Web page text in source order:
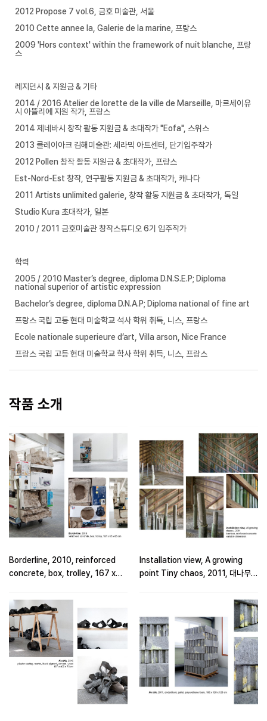
2012 Propose 7 vol.6, 금호 미술관, 서울
2010 Cette annee la, Galerie de la marine, 프랑스
2009 'Hors context' within the framework of nuit blanche, 프랑
스
레지던시 & 지원금 & 기타
2014 / 2016 Atelier de lorette de la ville de Marseille, 마르세이유
시 아뜰리에 지원 작가, 프랑스
2014 제네바시 창작 활동 지원금 & 초대작가 "Eofa", 스위스
2013 클레이아크 김해미술관: 세라믹 아트센터, 단기입주작가
2012 Pollen 창작 활동 지원금 & 초대작가, 프랑스
Est-Nord-Est 창작, 연구활동 지원금 & 초대작가, 캐나다
2011 Artists unlimited galerie, 창작 활동 지원금 & 초대작가, 독일
Studio Kura 초대작가, 일본
2010 / 2011 금호미술관 창작스튜디오 6기 입주작가
학력
2005 / 2010 Master’s degree, diploma D.N.S.E.P; Diploma
national superior of artistic expression
Bachelor’s degree, diploma D.N.A.P; Diploma national of fine art
프랑스 국립 고등 현대 미술학교 석사 학위 취득, 니스, 프랑스
Ecole nationale superieure d’art, Villa arson, Nice France
프랑스 국립 고등 현대 미술학교 학사 학위 취득, 니스, 프랑스
작품 소개
Borderline, 2010, reinforced
concrete, box, trolley, 167 x
Installation view, A growing
point Tiny chaos, 2011, 대나무,